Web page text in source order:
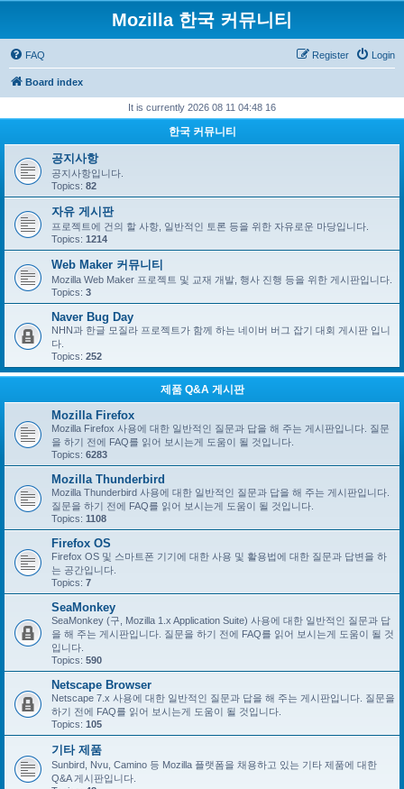
Mozilla 한국 커뮤니티
FAQ Login
Register
Board index
It is currently 2026 08 11 04:48 16
한국 커뮤니티
공지사항
공지사항입니다.
Topics: 82
자유 게시판
프로젝트에 건의 할 사항, 일반적인 토론 등을 위한 자유로운 마당입니다.
Topics: 1214
Web Maker 커뮤니티
Mozilla Web Maker 프로젝트 및 교재 개발, 행사 진행 등을 위한 게시판입니다.
Topics: 3
Naver Bug Day
NHN과 한글 모질라 프로젝트가 함께 하는 네이버 버그 잡기 대회 게시판 입니
다.
Topics: 252
제품 Q&A 게시판
Mozilla Firefox
Mozilla Firefox 사용에 대한 일반적인 질문과 답을 해 주는 게시판입니다. 질문
을 하기 전에 FAQ를 읽어 보시는게 도움이 될 것입니다.
Topics: 6283
Mozilla Thunderbird
Mozilla Thunderbird 사용에 대한 일반적인 질문과 답을 해 주는 게시판입니다.
질문을 하기 전에 FAQ를 읽어 보시는게 도움이 될 것입니다.
Topics: 1108
Firefox OS
Firefox OS 및 스마트폰 기기에 대한 사용 및 활용법에 대한 질문과 답변을 하
는 공간입니다.
Topics: 7
SeaMonkey
SeaMonkey (구, Mozilla 1.x Application Suite) 사용에 대한 일반적인 질문과 답
을 해 주는 게시판입니다. 질문을 하기 전에 FAQ를 읽어 보시는게 도움이 될 것
입니다.
Topics: 590
Netscape Browser
Netscape 7.x 사용에 대한 일반적인 질문과 답을 해 주는 게시판입니다. 질문을
하기 전에 FAQ를 읽어 보시는게 도움이 될 것입니다.
Topics: 105
기타 제품
Sunbird, Nvu, Camino 등 Mozilla 플랫폼을 채용하고 있는 기타 제품에 대한
Q&A 게시판입니다.